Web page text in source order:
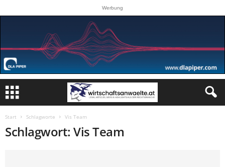
Werbung
Start Schlagworte Vis Team
Schlagwort: Vis Team